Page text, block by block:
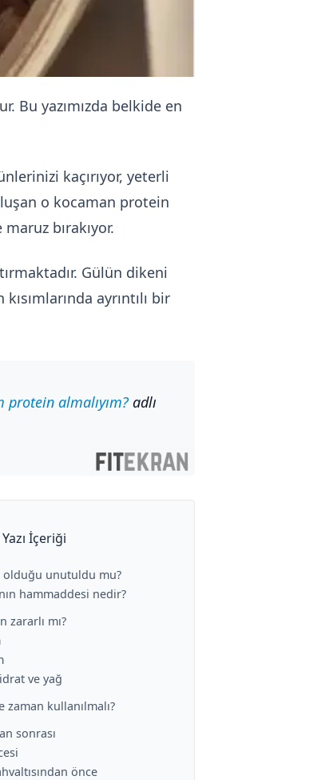
Bu yazımızda belkide en
kaçırıyor, yeterli
o kocaman protein
bırakıyor.
Gülün dikeni
ayrıntılı bir
almalıyım?adlı
Yazı İçeriği
olduğu unutuldu mu?
hammaddesi nedir?
zararlı mı?
ve yağ
kullanılmalı?
sonrası
önce